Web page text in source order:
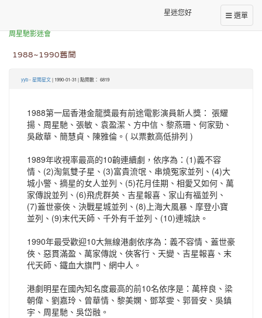
選單
星迷您好
周星馳影迷會
1988~1990舊聞
yyb-星聞星文| 1990-01-31 | 點閱數： 6819
1988第一屆香港金龍獎最有前途電影演員新人獎： 張耀
揚、周星馳、張敏、袁盈潔、方中信、黎燕珊、何家勁、
吳啟華、簡慧貞、陳雅倫。( 以票數高低排列 )
1989年收視率最高的10齣連續劇，依序為：(1)義不容
情、(2)淘氣雙子星、(3)富貴流氓、串燒冤家並列、(4)大
城小警、摘星的女人並列、(5)花月佳期、相愛又如何、萬
家傳說並列、(6)飛虎群英、吉星報喜、家山有福並列、
(7)蓋世豪俠、決戰星城並列、(8)上海大風暴、摩登小寶
並列、(9)末代天師、千外有千並列、(10)連城訣。
1990年最受歡迎10大無線港劇依序為：義不容情、蓋世豪
俠、惡貫滿盈、萬家傳說、俠客行、天變、吉星報喜、末
代天師、鐵血大旗門、網中人。
港劇明星在國內知名度最高的前10名依序是：萬梓良、梁
朝偉、劉嘉玲、曾華情、黎美嫻、鄧萃雯、郭晉安、吳鎮
宇、周星馳、吳岱融。